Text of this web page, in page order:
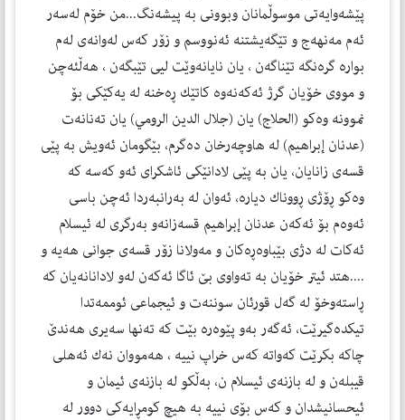
پێشه‌وایه‌تی موسوڵمانان وبوونی به‌ پیشه‌نگ...من خۆم له‌سه‌ر
ئه‌م مه‌نهه‌ج و تێگه‌یشتنه‌ ئه‌نووسم و زۆر كه‌س له‌وانه‌‌ی له‌م
بواره‌ گره‌نگه‌ تێناگه‌ن ، یان نایانه‌وێت لیی تێبگه‌ن ، هه‌ڵئه‌چن
و مووی خۆیان گرژ ئه‌كه‌نه‌وه‌ كاتێك ڕه‌خنه‌ له‌ یه‌كێكی بۆ
نموونه‌ وه‌كو (الحلاج) یان (جلال الدین الرومي) یان ته‌نانه‌ت
(عدنان إبراهیم) له‌ هاوچه‌رخان ده‌گرم، بێگومان ئه‌ویش به‌ پێی
قسه‌ی زانایان، یان به‌ پێی لادانێكی ئاشكرای ئه‌و كه‌سه‌ كه‌
وه‌كو ڕۆژی ڕووناك دیاره‌، ئه‌وان له‌ به‌رانبه‌ردا ئه‌چن باسی
ئه‌وه‌م بۆ ئه‌كه‌ن عدنان إبراهیم قسه‌زانه‌و به‌رگری له‌ ئیسلام
ئه‌كات له‌ دژی بێباوه‌ڕه‌كان و مه‌ولانا زۆر قسه‌ی جوانی هه‌یه‌ و
....هتد ئیتر خۆیان به‌ ته‌واوی بێ ئاگا ئه‌كه‌ن له‌و لادانانه‌یان كه‌
ڕاسته‌وخۆ له‌ گه‌ل قورئان سوننه‌ت و ئیجماعی ئوممه‌تدا
تیكده‌گیرێت، ئه‌گه‌ر به‌و پێوه‌ره‌ بێت كه‌ ته‌نها سه‌یری هه‌ندێ
چاكه‌ بكرێت كه‌واته‌ كه‌س خراپ نییه‌ ، هه‌مووان نه‌ك ئه‌هلی
قیبله‌ن و له‌ بازنه‌ی ئیسلام ن، به‌ڵكو له‌ بازنه‌ی ئیمان و
ئیحسانیشدان و كه‌س بۆی نییه‌ به‌ هیچ كو‌مڕایه‌كی دوور له‌